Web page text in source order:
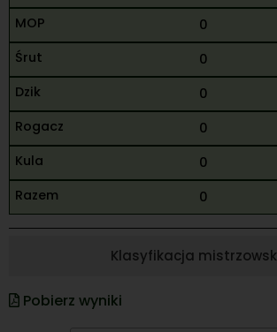
0
0
0
0
0
0
Klasyfikacja
Pobierz wyniki